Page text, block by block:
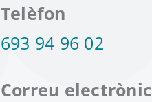
Telèfon
693 94 96 02
Correu electrònic